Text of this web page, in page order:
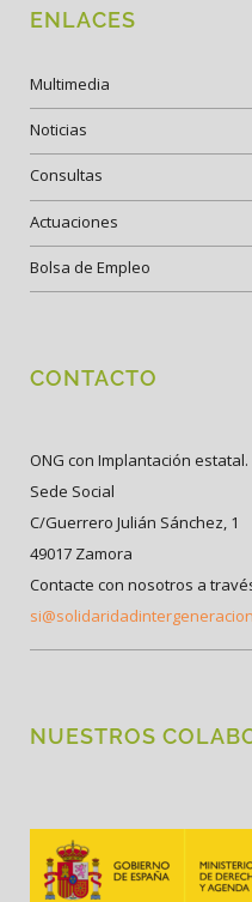
ENLACES
Multimedia
Noticias
Consultas
Actuaciones
Bolsa de Empleo
CONTACTO
ONG con Implantación estatal.
Sede Social
C/Guerrero Julián Sánchez, 1
49017 Zamora
Contacte con nosotros a
NUESTROS